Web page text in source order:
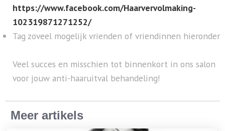
https://www.facebook.com/Haarvervolmaking-
102319871271252/
Tag zoveel mogelijk vrienden of vriendinnen hieronder
Veel succes en misschien tot binnenkort in ons salon
voor jouw anti-haaruitval behandeling!
Meer artikels